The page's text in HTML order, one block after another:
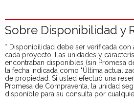
Sobre Disponibilidad y
* Disponibilidad debe ser verificada
cada proyecto. Las unidades y
encontraban disponibles (sin Promesa
la fecha indicada como "Última
de propiedad. Si usted efectuó una
Promesa de Compraventa, la unidad
disponible para su consulta por